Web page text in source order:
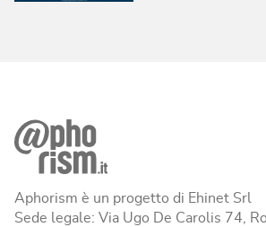
Aphorism è un progetto di Ehinet Srl
Sede legale: Via Ugo De Carolis 74,